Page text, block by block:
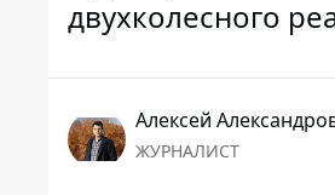
двухколесного
Алексей
ЖУРНАЛИСТ